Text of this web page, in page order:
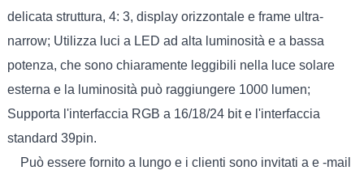
delicata struttura, 4: 3, display orizzontale e frame ultra-
narrow; Utilizza luci a LED ad alta luminosità e a bassa
potenza, che sono chiaramente leggibili nella luce solare
esterna e la luminosità può raggiungere 1000 lumen;
Supporta l'interfaccia RGB a 16/18/24 bit e l'interfaccia
standard 39pin.
Può essere fornito a lungo e i clienti sono invitati a e -mail